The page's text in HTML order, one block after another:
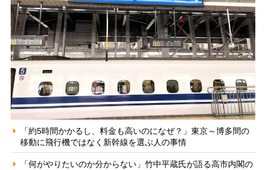
「約5時間かかるし、料金も高いのになぜ？」東京～博多間の
移動に飛行機ではなく新幹線を選ぶ人の事情
「何がやりたいのか分からない」竹中平蔵氏が語る高市内閣の